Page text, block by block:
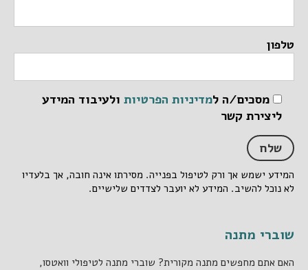
טלפון
מסכים/ה למדיניות הפרטיות ולעיבוד המידע
ליצירת קשר
המידע ישמש אך ורק לטיפול בפנייה. מסירתו אינה חובה, אך בלעדיו
לא נוכל להשיב. המידע לא יועבר לצדדים שלישיים.
שוברי מתנה
האם אתם מחפשים מתנה מקורית? שוברי מתנה לטיפולי וואטסו,